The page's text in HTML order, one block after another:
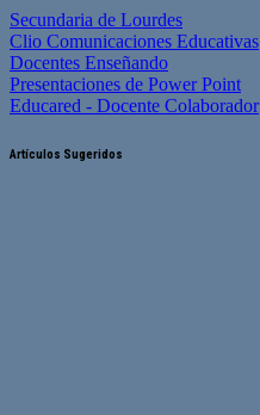
Secundaria de Lourdes
Clio Comunicaciones Educativas
Docentes Enseñando
Presentaciones de Power Point
Educared - Docente Colaborador
Artículos Sugeridos